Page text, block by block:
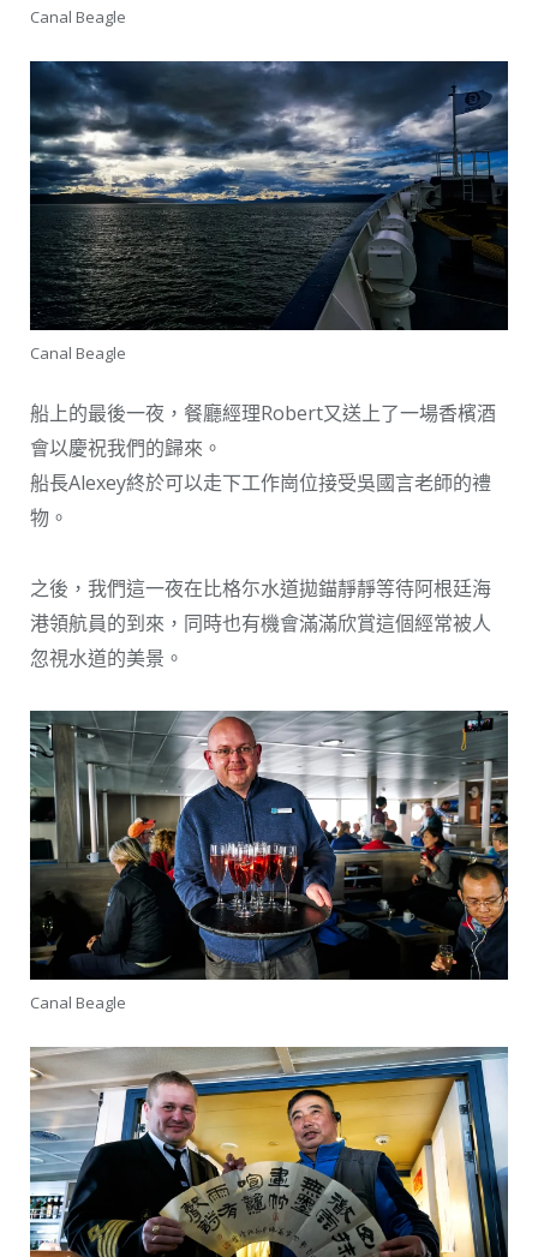
Canal Beagle
Canal Beagle
船上的最後一夜，餐廳經理Robert又送上了一場香檳酒
會以慶祝我們的歸來。
船長Alexey終於可以走下工作崗位接受吳國言老師的禮
物。
之後，我們這一夜在比格尓水道拋錨靜靜等待阿根廷海
港領航員的到來，同時也有機會滿滿欣賞這個經常被人
忽視水道的美景。
Canal Beagle